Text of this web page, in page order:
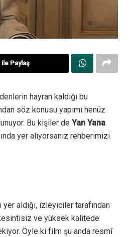
Paylaş
hayran kaldığı bu
söz konusu yapımı henüz
Bu kişiler de Yan Yana
yer alıyorsanız rehberimizi
aldığı, izleyiciler tarafından
ve yüksek kalitede
Öyle ki film şu anda resmî